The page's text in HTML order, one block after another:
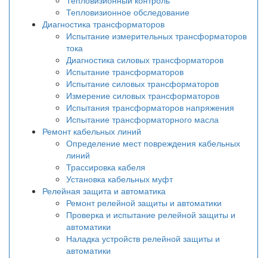
Тепловизионное обследование
Диагностика трансформаторов
Испытание измерительных трансформаторов
тока
Диагностика силовых трансформаторов
Испытание трансформаторов
Испытание силовых трансформаторов
Измерение силовых трансформаторов
Испытания трансформаторов напряжения
Испытание трансформаторного масла
Ремонт кабельных линий
Определение мест повреждения кабельных
линий
Трассировка кабеля
Установка кабельных муфт
Релейная защита и автоматика
Ремонт релейной защиты и автоматики
Проверка и испытание релейной защиты и
автоматики
Наладка устройств релейной защиты и
автоматики